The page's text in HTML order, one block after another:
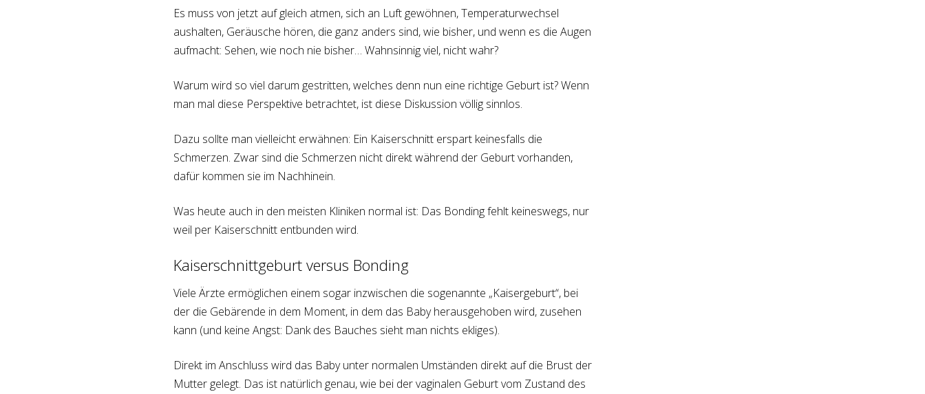
Es muss von jetzt auf gleich atmen, sich an Luft gewöhnen, Temperaturwechsel
aushalten, Geräusche hören, die ganz anders sind, wie bisher, und wenn es die Augen
aufmacht: Sehen, wie noch nie bisher… Wahnsinnig viel, nicht wahr?
Warum wird so viel darum gestritten, welches denn nun eine richtige Geburt ist? Wenn
man mal diese Perspektive betrachtet, ist diese Diskussion völlig sinnlos.
Dazu sollte man vielleicht erwähnen: Ein Kaiserschnitt erspart keinesfalls die
Schmerzen. Zwar sind die Schmerzen nicht direkt während der Geburt vorhanden,
dafür kommen sie im Nachhinein.
Was heute auch in den meisten Kliniken normal ist: Das Bonding fehlt keineswegs, nur
weil per Kaiserschnitt entbunden wird.
Kaiserschnittgeburt versus Bonding
Viele Ärzte ermöglichen einem sogar inzwischen die sogenannte „Kaisergeburt“, bei
der die Gebärende in dem Moment, in dem das Baby herausgehoben wird, zusehen
kann (und keine Angst: Dank des Bauches sieht man nichts ekliges).
Direkt im Anschluss wird das Baby unter normalen Umständen direkt auf die Brust der
Mutter gelegt. Das ist natürlich genau, wie bei der vaginalen Geburt vom Zustand des